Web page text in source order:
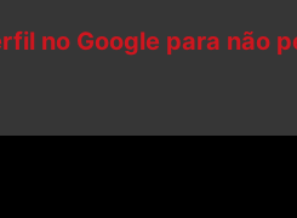
no Google para não